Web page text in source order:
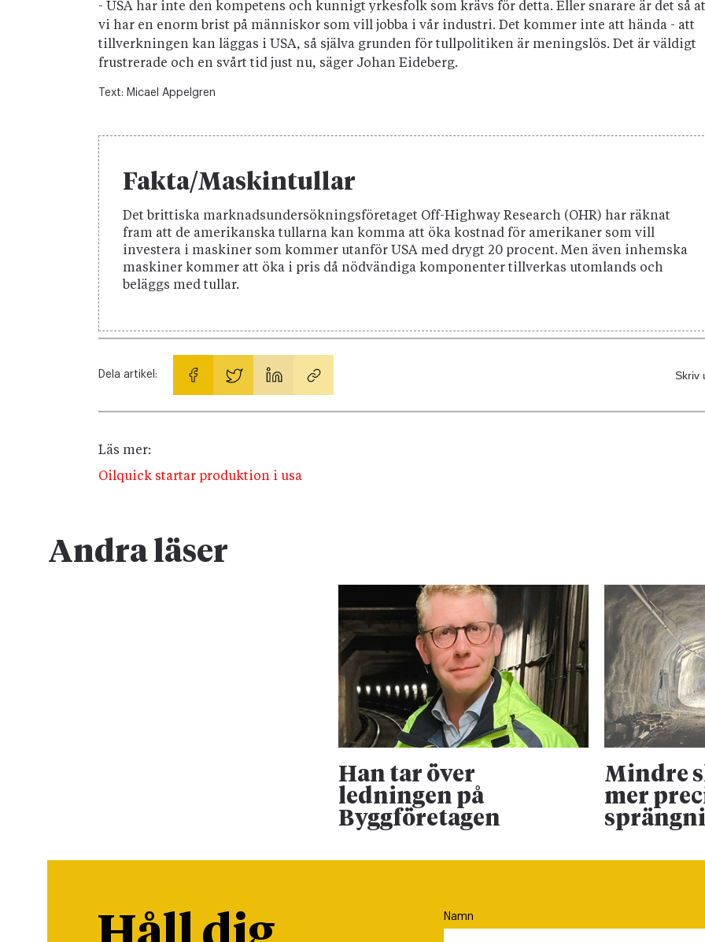
- USA har inte den kompetens och kunnigt yrkesfolk som krävs för detta. Eller snarare är det så
vi har en enorm brist på människor som vill jobba i vår industri. Det kommer inte att hända - att
tillverkningen kan läggas i USA, så själva grunden för tullpolitiken är meningslös. Det är väldigt
frustrerade och en svårt tid just nu, säger Johan Eideberg.
Text: Micael Appelgren
Fakta/Maskintullar
Det brittiska marknadsundersökningsföretaget Off-Highway Research (OHR) har räknat
fram att de amerikanska tullarna kan komma att öka kostnad för amerikaner som vill
investera i maskiner som kommer utanför USA med drygt 20 procent. Men även inhemska
maskiner kommer att öka i pris då nödvändiga komponenter tillverkas utomlands och
beläggs med tullar.
Dela artikel: Skriv
Läs mer:
Oilquick startar produktion i usa
Andra läser
Han tar över
ledningen på
Byggföretagen
Mindre
mer
Namn